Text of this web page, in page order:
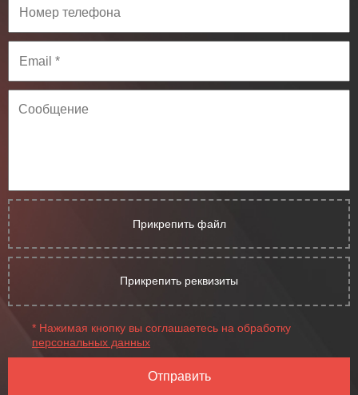
Прикрепить файл
Прикрепить реквизиты
* Нажимая кнопку вы соглашаетесь на обработку
персональных данных
Отправить